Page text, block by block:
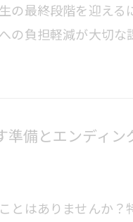
最終段階を迎える
の負担軽減が大切な
準備とエンディン
とはありませんか？